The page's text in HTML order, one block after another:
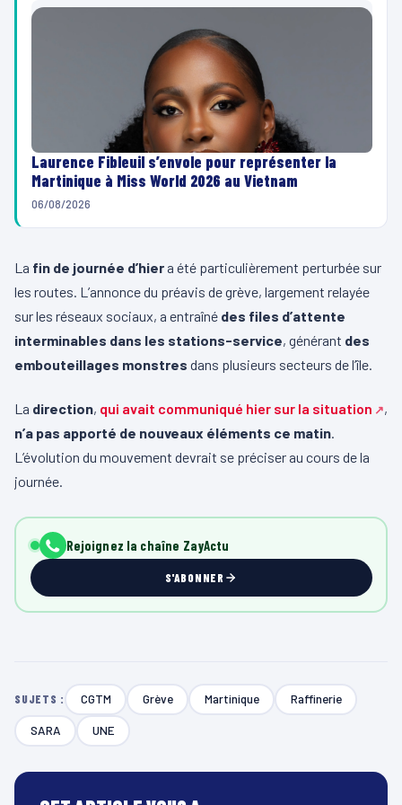
Laurence Fibleuil s’envole pour représenter la
Martinique à Miss World 2026 au Vietnam
06/08/2026
La fin de journée d’hier a été particulièrement perturbée sur
les routes. L’annonce du préavis de grève, largement relayée
sur les réseaux sociaux, a entraîné des files d’attente
interminables dans les stations-service, générant des
embouteillages monstres dans plusieurs secteurs de l’île.
La direction, qui avait communiqué hier sur la situation
,
n’a pas apporté de nouveaux éléments ce matin.
L’évolution du mouvement devrait se préciser au cours de la
journée.
Rejoignez la chaîne ZayActu
S'ABONNER
SUJETS : CGTM Grève Martinique Raffinerie
SARA UNE